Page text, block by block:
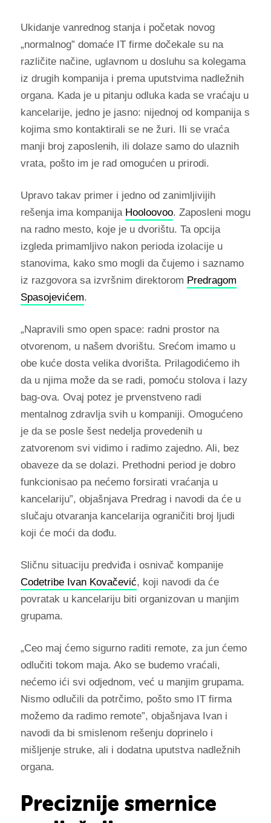
Ukidanje vanrednog stanja i početak novog
„normalnog” domaće IT firme dočekale su na
različite načine, uglavnom u dosluhu sa kolegama
iz drugih kompanija i prema uputstvima nadležnih
organa. Kada je u pitanju odluka kada se vraćaju u
kancelarije, jedno je jasno: nijednoj od kompanija s
kojima smo kontaktirali se ne žuri. Ili se vraća
manji broj zaposlenih, ili dolaze samo do ulaznih
vrata, pošto im je rad omogućen u prirodi.
Upravo takav primer i jedno od zanimljivijih
rešenja ima kompanija Hooloovoo. Zaposleni mogu
na radno mesto, koje je u dvorištu. Ta opcija
izgleda primamljivo nakon perioda izolacije u
stanovima, kako smo mogli da čujemo i saznamo
iz razgovora sa izvršnim direktorom Predragom
Spasojevićem.
„Napravili smo open space: radni prostor na
otvorenom, u našem dvorištu. Srećom imamo u
obe kuće dosta velika dvorišta. Prilagodićemo ih
da u njima može da se radi, pomoću stolova i lazy
bag-ova. Ovaj potez je prvenstveno radi
mentalnog zdravlja svih u kompaniji. Omogućeno
je da se posle šest nedelja provedenih u
zatvorenom svi vidimo i radimo zajedno. Ali, bez
obaveze da se dolazi. Prethodni period je dobro
funkcionisao pa nećemo forsirati vraćanja u
kancelariju”, objašnjava Predrag i navodi da će u
slučaju otvaranja kancelarija ograničiti broj ljudi
koji će moći da dođu.
Sličnu situaciju predviđa i osnivač kompanije
Codetribe Ivan Kovačević, koji navodi da će
povratak u kancelariju biti organizovan u manjim
grupama.
„Ceo maj ćemo sigurno raditi remote, za jun ćemo
odlučiti tokom maja. Ako se budemo vraćali,
nećemo ići svi odjednom, već u manjim grupama.
Nismo odlučili da potrčimo, pošto smo IT firma
možemo da radimo remote”, objašnjava Ivan i
navodi da bi smislenom rešenju doprinelo i
mišljenje struke, ali i dodatna uputstva nadležnih
organa.
Preciznije smernice